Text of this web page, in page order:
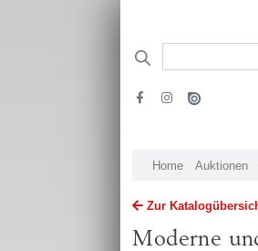
Home Auktionen
Zur
Moderne